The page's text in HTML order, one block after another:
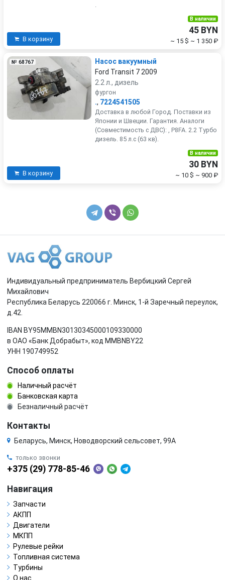
.
В корзину
В наличии
45 BYN
~ 15 $ ~ 1 350 ₽
№ 68767
Насос вакуумный
Ford Transit 7 2009
2.2 л., дизель
фургон
., 7224541505
Доставка в любой Город. Поставки из
Японии и Швеции. Гарантия. Аналоги
(Совместимость с ДВС): , P8FA. 2.2 Турбо
дизель. 85 л.с (63 кв).
В корзину
В наличии
30 BYN
~ 10 $ ~ 900 ₽
Индивидуальный предприниматель Вербицкий Сергей
Михайлович
Республика Беларусь 220066 г. Минск, 1-й Заречный переулок,
д.42.
IBAN BY95MMBN30130345000109330000
в ОАО «Банк Добрабыт», код MMBNBY22
УНН 190749952
Способ оплаты
Наличный расчёт
Банковская карта
Безналичный расчёт
Контакты
Беларусь, Минск, Новодворский сельсовет, 99А
только звонки
+375 (29) 778-85-46
Навигация
Запчасти
АКПП
Двигатели
МКПП
Рулевые рейки
Топливная система
Турбины
О нас